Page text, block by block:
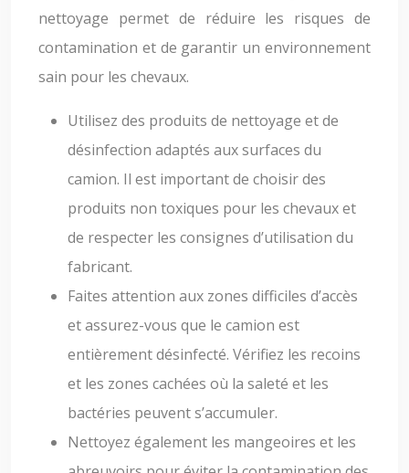
nettoyage permet de réduire les risques de
contamination et de garantir un environnement
sain pour les chevaux.
Utilisez des produits de nettoyage et de
désinfection adaptés aux surfaces du
camion. Il est important de choisir des
produits non toxiques pour les chevaux et
de respecter les consignes d’utilisation du
fabricant.
Faites attention aux zones difficiles d’accès
et assurez-vous que le camion est
entièrement désinfecté. Vérifiez les recoins
et les zones cachées où la saleté et les
bactéries peuvent s’accumuler.
Nettoyez également les mangeoires et les